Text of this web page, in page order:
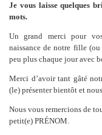
Je vous laisse quelques
mots.
Un grand merci pour
naissance de notre fille
peu plus chaque jour avec
Merci d’avoir tant gâté
(le) présenter bientôt et
Nous vous remercions de
petit(e) PRÉNOM.